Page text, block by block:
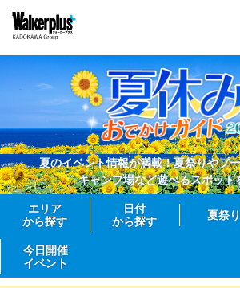
夏のイベント情報が満載！夏祭りやプ
キャンプ場など遊べるスポット
エリア
から探す
日付
から探す
夏祭り
今日開催
イベント